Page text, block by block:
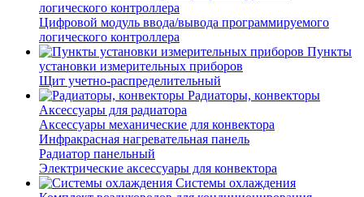
логического контроллера
Цифровой модуль ввода/вывода программируемого
логического контроллера
Пункты
установки измерительных приборов
Щит учетно-распределительный
Радиаторы, конвекторы
Аксессуары для радиатора
Аксессуары механические для конвектора
Инфракрасная нагревательная панель
Радиатор панельный
Электрические аксессуары для конвектора
Системы охлаждения